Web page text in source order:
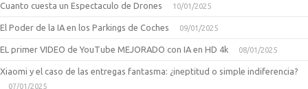
Cuanto cuesta un Espectaculo de Drones 10/01/2025
El Poder de la IA en los Parkings de Coches 09/01/2025
EL primer VIDEO de YouTube MEJORADO con IA en HD 4k 08/01/2025
Xiaomi y el caso de las entregas fantasma: ¿ineptitud o simple indiferencia?
07/01/2025